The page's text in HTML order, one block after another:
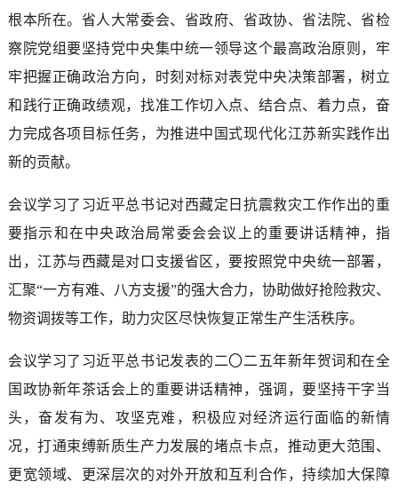
根本所在。省人大常委会、省政府、省政协、省法院、省检
察院党组要坚持党中央集中统一领导这个最高政治原则，牢
牢把握正确政治方向，时刻对标对表党中央决策部署，树立
和践行正确政绩观，找准工作切入点、结合点、着力点，奋
力完成各项目标任务，为推进中国式现代化江苏新实践作出
新的贡献。
会议学习了习近平总书记对西藏定日抗震救灾工作作出的重
要指示和在中央政治局常委会会议上的重要讲话精神，指
出，江苏与西藏是对口支援省区，要按照党中央统一部署，
汇聚“一方有难、八方支援”的强大合力，协助做好抢险救灾、
物资调拨等工作，助力灾区尽快恢复正常生产生活秩序。
会议学习了习近平总书记发表的二〇二五年新年贺词和在全
国政协新年茶话会上的重要讲话精神，强调，要坚持干字当
头，奋发有为、攻坚克难，积极应对经济运行面临的新情
况，打通束缚新质生产力发展的堵点卡点，推动更大范围、
更宽领域、更深层次的对外开放和互利合作，持续加大保障